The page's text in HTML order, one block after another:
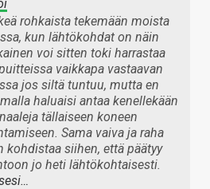
rohkaista tekemään moista
kun lähtökohdat on näin
voi sitten toki harrastaa
vaikkapa vastaavan
jos siltä tuntuu, mutta en
haluaisi antaa kenellekään
tällaiseen koneen
Sama vaiva ja raha
kohdistaa siihen, että päätyy
jo heti lähtökohtaisesti.